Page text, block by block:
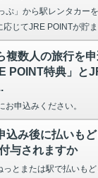
ぷ」から駅レンタカー
じてJRE POINTが貯
複数人の旅行を
POINT特典」と
お申込みください。
込み後に払いもど
与されますか
とまたは駅で払いもど